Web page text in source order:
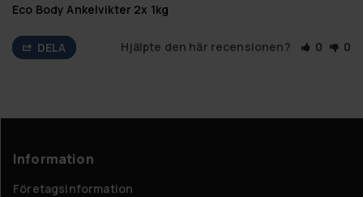
Eco Body Ankelvikter 2x 1kg
DELA Hjälpte den här recensionen? 0 0
Information
Företagsinformation